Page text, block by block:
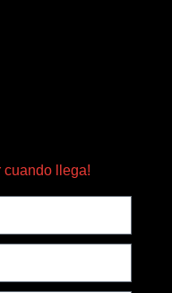
cuando llega!